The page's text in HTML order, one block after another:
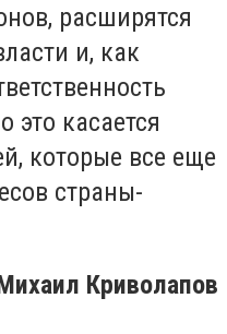
расширятся
и, как
это касается
которые все еще
страны-
Криволапов